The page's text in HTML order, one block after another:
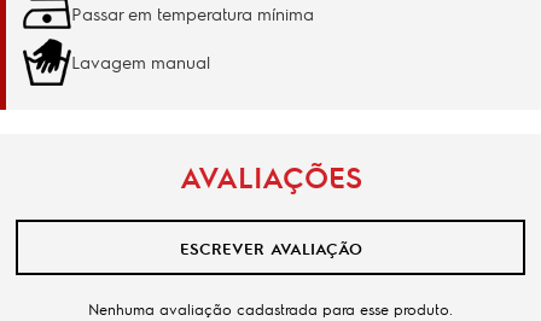
Passar em temperatura mínima
Lavagem manual
AVALIAÇÕES
ESCREVER AVALIAÇÃO
Nenhuma avaliação cadastrada para esse produto.